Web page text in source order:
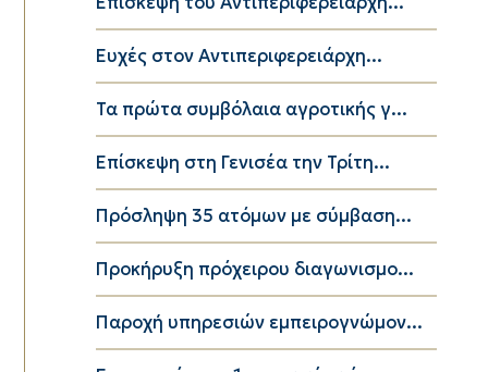
Ευχές στον Αντιπεριφερειάρχη...
Τα πρώτα συμβόλαια αγροτικής γ...
Επίσκεψη στη Γενισέα την Τρίτη...
Πρόσληψη 35 ατόμων με σύμβαση...
Προκήρυξη πρόχειρου διαγωνισμο...
Παροχή υπηρεσιών εμπειρογνώμον...